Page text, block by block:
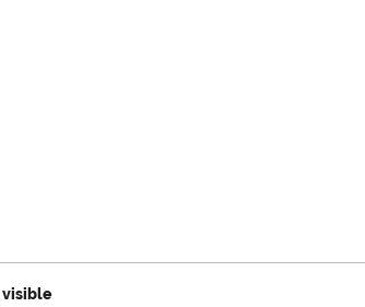
visible